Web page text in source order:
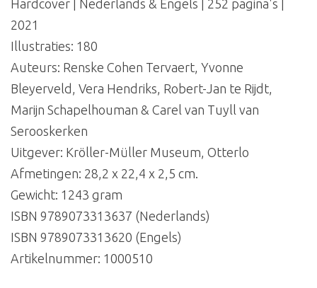
Hardcover | Nederlands & Engels | 252 pagina's |
2021
Illustraties: 180
Auteurs: Renske Cohen Tervaert, Yvonne
Bleyerveld, Vera Hendriks, Robert-Jan te Rijdt,
Marijn Schapelhouman & Carel van Tuyll van
Serooskerken
Uitgever: Kröller-Müller Museum, Otterlo
Afmetingen: 28,2 x 22,4 x 2,5 cm.
Gewicht: 1243 gram
ISBN 9789073313637 (Nederlands)
ISBN 9789073313620 (Engels)
Artikelnummer: 1000510